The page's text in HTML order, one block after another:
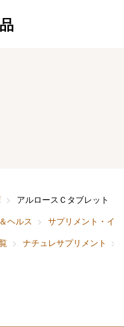
アルロースＣタブレット
ヘルス
サプリメント・イ
ナチュレサプリメント
ッズ